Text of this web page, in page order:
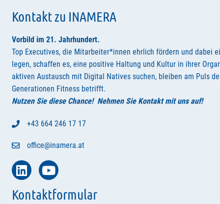
Kontakt zu INAMERA
Vorbild im 21. Jahrhundert.
Top Executives, die Mitarbeiter*innen ehrlich fördern und dabei
legen, schaffen es, eine positive Haltung und Kultur in ihrer
aktiven Austausch mit Digital Natives suchen, bleiben am Puls
Generationen Fitness betrifft.
Nutzen Sie diese Chance! Nehmen Sie Kontakt mit uns auf!
+43 664 246 17 17
office@inamera.at
Kontaktformular